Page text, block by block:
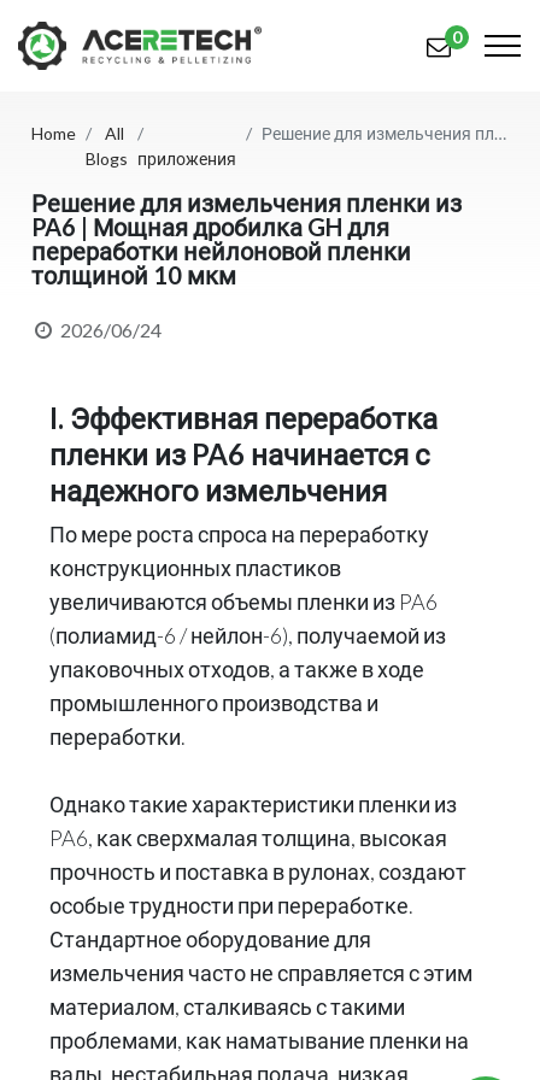
Продукция
Приложения
Решения
Связаться с нами
简体中文 English (US)
0
Home
All
Blogs приложения
Решение для измельчения пленки из PA6 | Мощная дробилка GH для переработки нейлоновой пленки толщиной 10 мкм
Решение для измельчения пленки из
PA6 | Мощная дробилка GH для
переработки нейлоновой пленки
толщиной 10 мкм
2026/06/24
I. Эффективная переработка
пленки из PA6 начинается с
надежного измельчения
По мере роста спроса на переработку
конструкционных пластиков
увеличиваются объемы пленки из PA6
(полиамид-6 / нейлон-6), получаемой из
упаковочных отходов, а также в ходе
промышленного производства и
переработки.
Однако такие характеристики пленки из
PA6, как сверхмалая толщина, высокая
прочность и поставка в рулонах, создают
особые трудности при переработке.
Стандартное оборудование для
измельчения часто не справляется с этим
материалом, сталкиваясь с такими
проблемами, как наматывание пленки на
валы, нестабильная подача, низкая